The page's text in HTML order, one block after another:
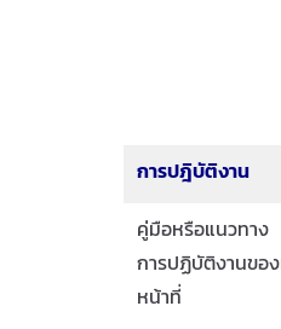
การปฎิบัติงาน
คู่มือหรือแนวทาง
การปฏิบัติงานของ
หน้าที่